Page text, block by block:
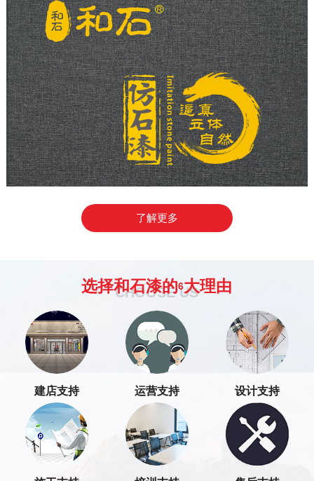
了解更多
CHOOSE US
选择和石漆的6大理由
建店支持 运营支持 设计支持